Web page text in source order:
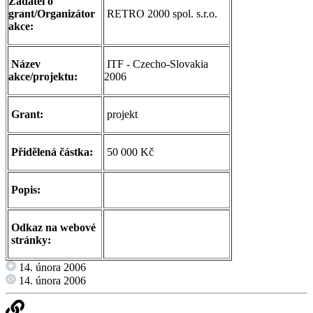
grant/Organizátor
akce:
RETRO 2000 spol. s.r.o.
Název
akce/projektu:
ITF - Czecho-Slovakia
2006
Grant: projekt
Přidělená částka: 50 000 Kč
Popis:
Odkaz na webové
stránky:
14. února 2006
14. února 2006